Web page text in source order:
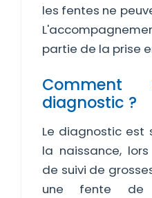
les fentes ne
partie de la prise
diagnostic ?
Le diagnostic est
la naissance,
de suivi de
une fente de